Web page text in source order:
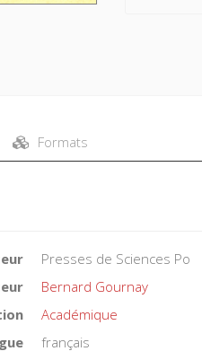
Formats
Presses de Sciences Po
Bernard Gournay
Académique
français